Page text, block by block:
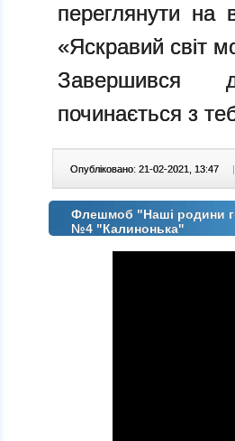
переглянути на
«Яскравий світ
починається з
Опубліковано: 21-02-2021, 13:47 |
Флешмоб "Наші родини
№4 "Калинонька"